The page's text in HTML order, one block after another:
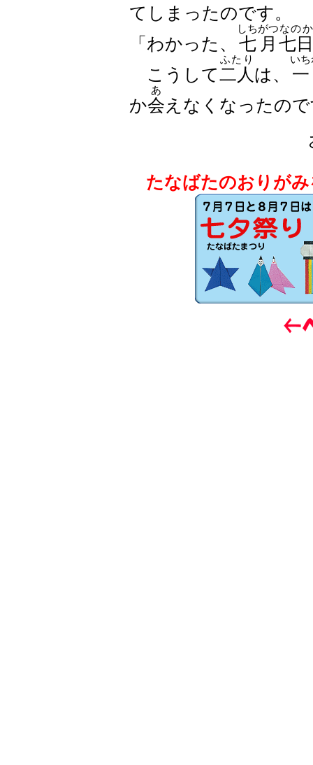
てしまったのです。
「わかった、
七月
しちがつ
七日
なのか
こうして二人
ふたり
は、
い
か会
あ
えなくなったの
たなばたのおりが